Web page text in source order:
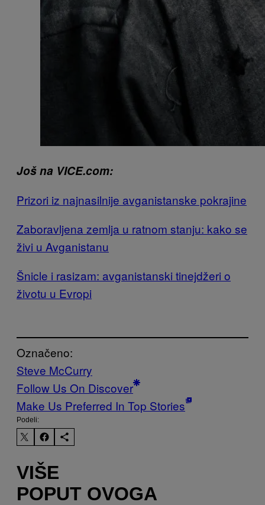
Još na VICE.com:
Prizori iz najnasilnije avganistanske pokrajine
Zaboravljena zemlja u ratnom stanju: kako se
živi u Avganistanu
Šnicle i rasizam: avganistanski tinejdžeri o
životu u Evropi
Označeno:
Steve McCurry
Follow Us On Discover
Make Us Preferred In Top Stories
Podeli:
VIŠE
POPUT OVOGA